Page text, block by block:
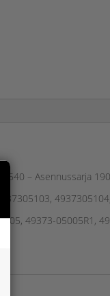
– Asennussarja
4937305104,
49373-05005R1,